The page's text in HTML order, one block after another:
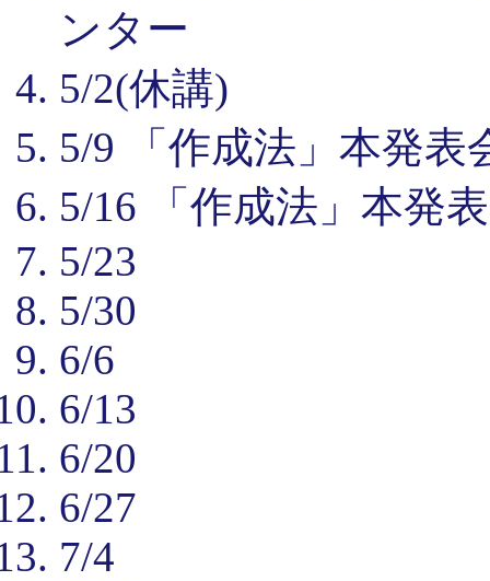
ンター
5/2(休講)
5/9 「作成法」本発表
5/16 「作成法」本発
5/23
5/30
6/6
6/13
6/20
6/27
7/4